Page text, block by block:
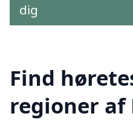
dig
Find
regioner af